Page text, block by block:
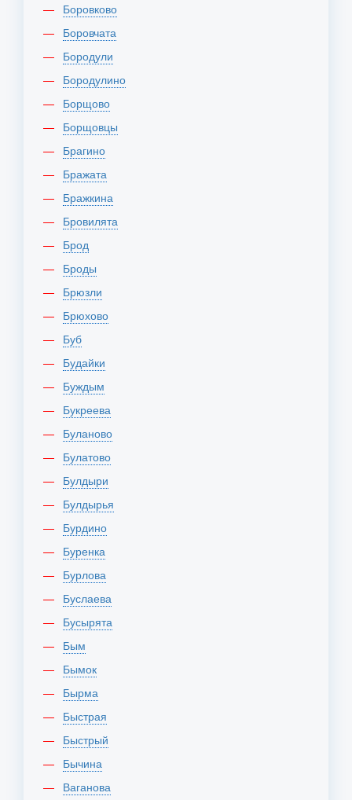
Боровково
Боровчата
Бородули
Бородулино
Борщово
Борщовцы
Брагино
Бражата
Бражкина
Бровилята
Брод
Броды
Брюзли
Брюхово
Буб
Будайки
Буждым
Букреева
Буланово
Булатово
Булдыри
Булдырья
Бурдино
Буренка
Бурлова
Буслаева
Бусырята
Бым
Бымок
Бырма
Быстрая
Быстрый
Бычина
Ваганова